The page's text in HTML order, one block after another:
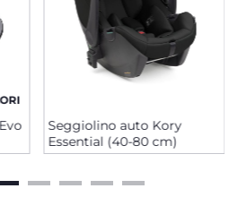
Seggiolino auto Kory
Essential (40-80 cm)